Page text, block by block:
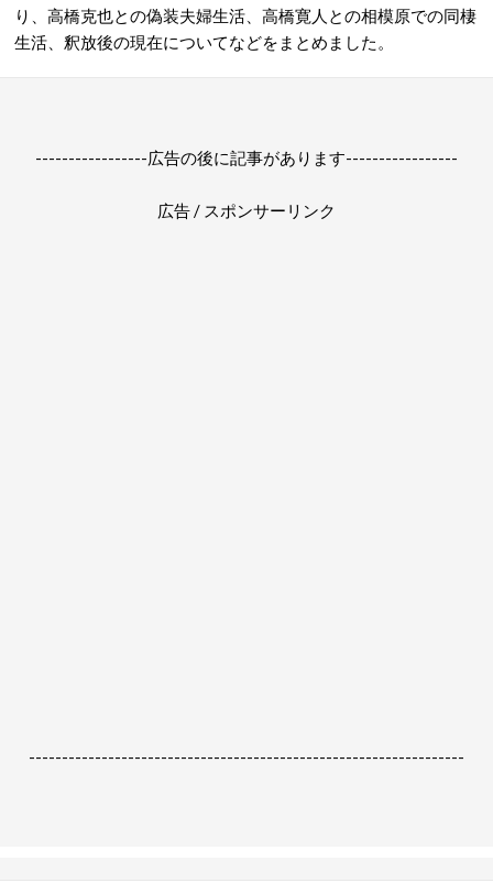
り、高橋克也との偽装夫婦生活、高橋寛人との相模原での同棲
生活、釈放後の現在についてなどをまとめました。
-----------------広告の後に記事があります-----------------
広告 / スポンサーリンク
------------------------------------------------------------------